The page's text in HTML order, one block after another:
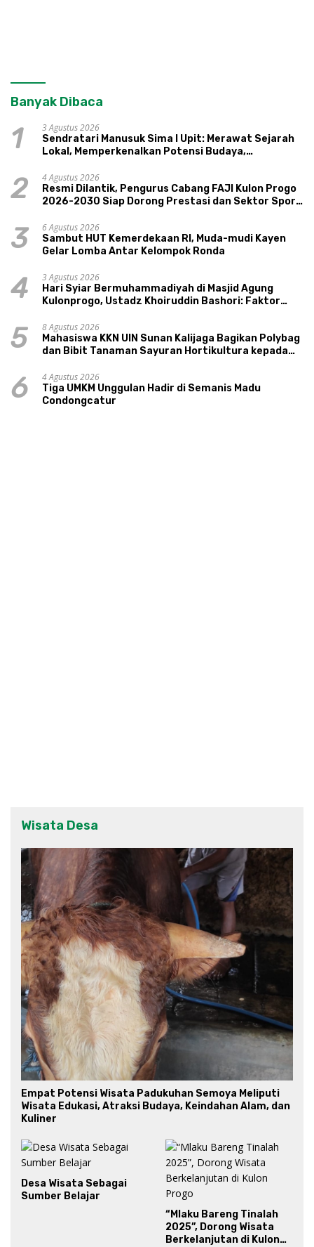
Banyak Dibaca
1
3 Agustus 2026
Sendratari Manusuk Sima I Upit: Merawat Sejarah
Lokal, Memperkenalkan Potensi Budaya,
2
4 Agustus 2026
Resmi Dilantik, Pengurus Cabang FAJI Kulon Progo
2026-2030 Siap Dorong Prestasi dan Sektor Sport
3
6 Agustus 2026
Sambut HUT Kemerdekaan RI, Muda-mudi Kayen
Gelar Lomba Antar Kelompok Ronda
4
3 Agustus 2026
Hari Syiar Bermuhammadiyah di Masjid Agung
Kulonprogo, Ustadz Khoiruddin Bashori: Faktor
5
8 Agustus 2026
Mahasiswa KKN UIN Sunan Kalijaga Bagikan Polybag
dan Bibit Tanaman Sayuran Hortikultura kepada
6
4 Agustus 2026
Tiga UMKM Unggulan Hadir di Semanis Madu
Condongcatur
Wisata Desa
Empat Potensi Wisata Padukuhan Semoya Meliputi
Wisata Edukasi, Atraksi Budaya, Keindahan Alam, dan
Kuliner
Desa Wisata Sebagai
Sumber Belajar
“Mlaku Bareng Tinalah
2025”, Dorong Wisata
Berkelanjutan di Kulon